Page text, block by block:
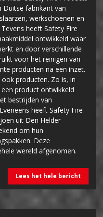
Duitse fabrikant van
werkschoenen en
heeft Safety Fire
ontwikkeld waar
en door verschillende
voor het reinigen van
producten na een inzet.
producten. Zo is, in
product ontwikkeld
bestrijden van
heeft Safety Fire
uit Den Helder
om hun
Deze
wereld afgenomen.
Lees het hele bericht